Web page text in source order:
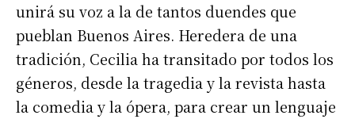
unirá su voz a la de tantos duendes que
pueblan Buenos Aires. Heredera de una
tradición, Cecilia ha transitado por todos los
géneros, desde la tragedia y la revista hasta
la comedia y la ópera, para crear un lenguaje